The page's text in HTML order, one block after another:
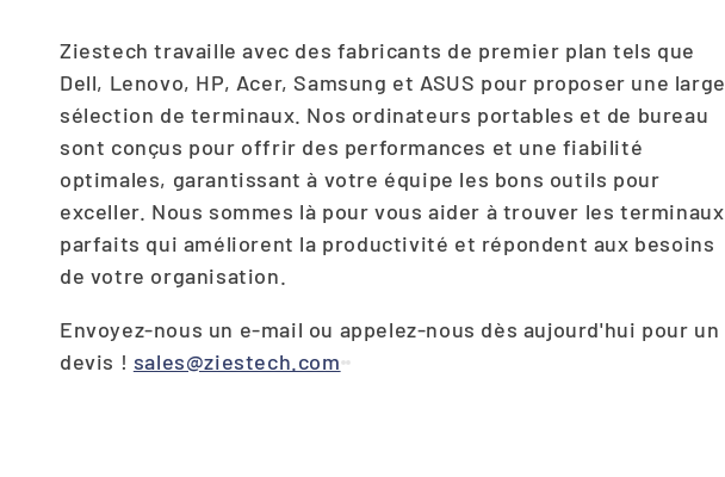
o
l
l
e
c
t
Ziestech travaille avec des fabricants de premier plan tels que
Dell, Lenovo, HP, Acer, Samsung et ASUS pour proposer une large
sélection de terminaux. Nos ordinateurs portables et de bureau
sont conçus pour offrir des performances et une fiabilité
optimales, garantissant à votre équipe les bons outils pour
exceller. Nous sommes là pour vous aider à trouver les terminaux
parfaits qui améliorent la productivité et répondent aux besoins
de votre organisation.
Envoyez-nous un e-mail ou appelez-nous dès aujourd'hui pour un
devis ! sales@ziestech.com